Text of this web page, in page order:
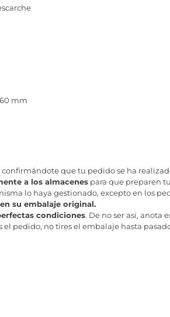
mm
confirmándote que tu pedido se ha
a los almacenespara que preparen
lo haya gestionado, excepto en los
su embalaje original.
condiciones. De no ser así, anota
pedido, no tires el embalaje hasta